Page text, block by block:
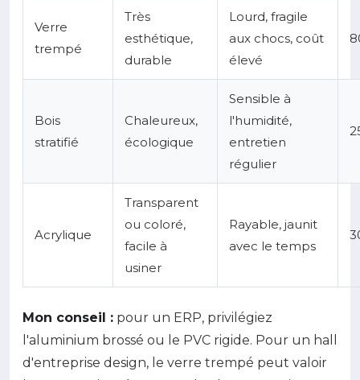
Verre
trempé
Très
esthétique,
durable
Lourd, fragile
aux chocs, coût
élevé
Bois
stratifié
Chaleureux,
écologique
Sensible à
l'humidité,
entretien
régulier
Acrylique
Transparent
ou coloré,
facile à
usiner
Rayable, jaunit
avec le temps
Mon conseil : pour un ERP, privilégiez
l'aluminium brossé ou le PVC rigide. Pour un hall
d'entreprise design, le verre trempé peut valoir